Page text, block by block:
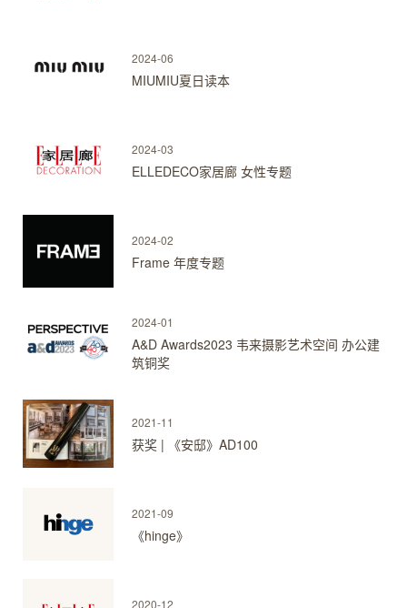
2024-06
MIUMIU夏日读本
2024-03
ELLEDECO家居廊 女性专题
2024-02
Frame 年度专题
2024-01
A&D Awards2023 韦来摄影艺术空间 办公建
筑铜奖
2021-11
获奖 | 《安邸》AD100
2021-09
《hinge》
2020-12